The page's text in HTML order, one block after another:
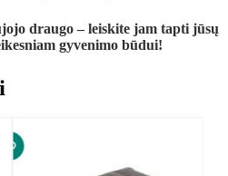
draugo – leiskite jam tapti jūsų
gyvenimo būdui!